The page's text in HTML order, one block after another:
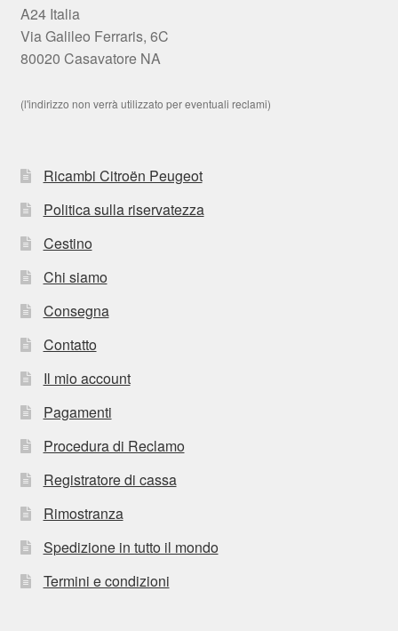
A24 Italia
Via Galileo Ferraris, 6C
80020 Casavatore NA
(l'indirizzo non verrà utilizzato per eventuali reclami)
Ricambi Citroën Peugeot
Politica sulla riservatezza
Cestino
Chi siamo
Consegna
Contatto
Il mio account
Pagamenti
Procedura di Reclamo
Registratore di cassa
Rimostranza
Spedizione in tutto il mondo
Termini e condizioni